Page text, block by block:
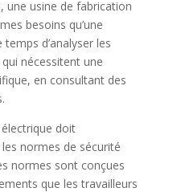
une usine de fabrication
besoins qu’une
d’analyser les
nécessitent une
en consultant des
doit
normes de sécurité
normes sont conçues
que les travailleurs